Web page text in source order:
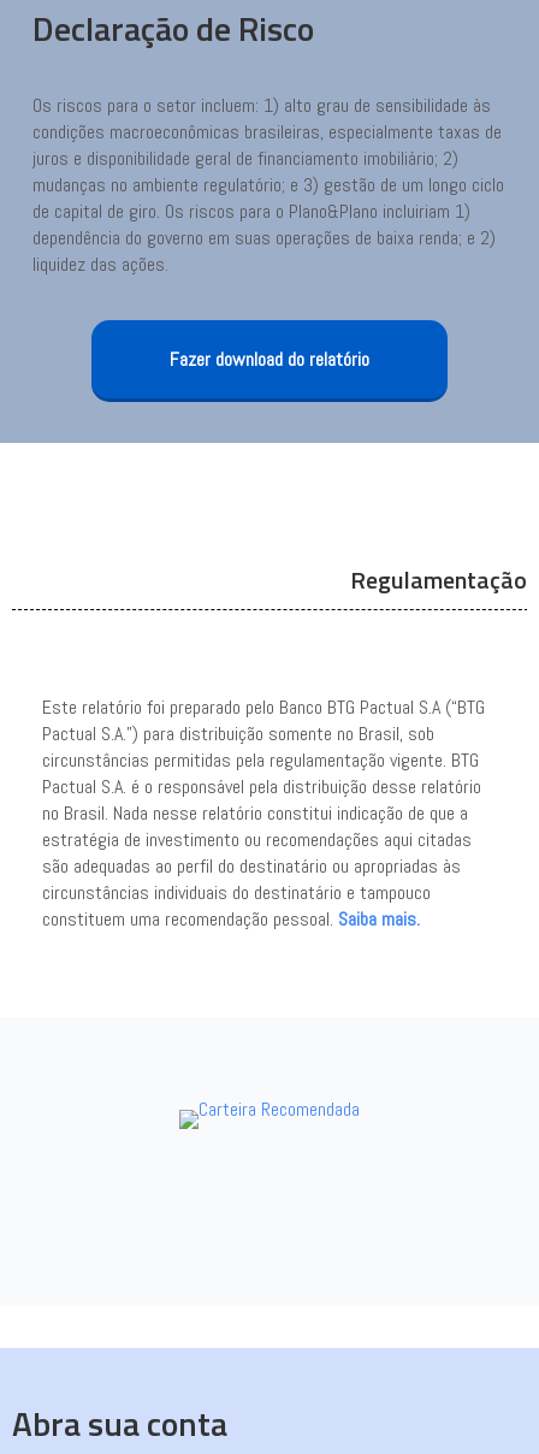
Declaração de Risco
Os riscos para o setor incluem: 1) alto grau de sensibilidade às
condições macroeconômicas brasileiras, especialmente taxas de
juros e disponibilidade geral de financiamento imobiliário; 2)
mudanças no ambiente regulatório; e 3) gestão de um longo ciclo
de capital de giro. Os riscos para o Plano&Plano incluiriam 1)
dependência do governo em suas operações de baixa renda; e 2)
liquidez das ações.
Fazer download do relatório
Regulamentação
Este relatório foi preparado pelo Banco BTG Pactual S.A (“BTG
Pactual S.A.”) para distribuição somente no Brasil, sob
circunstâncias permitidas pela regulamentação vigente. BTG
Pactual S.A. é o responsável pela distribuição desse relatório
no Brasil. Nada nesse relatório constitui indicação de que a
estratégia de investimento ou recomendações aqui citadas
são adequadas ao perfil do destinatário ou apropriadas às
circunstâncias individuais do destinatário e tampouco
constituem uma recomendação pessoal. Saiba mais.
Abra sua conta